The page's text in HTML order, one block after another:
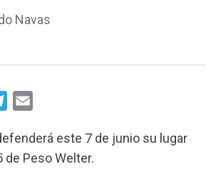
Navas
l
e
a
i
este 7 de junio su lugar
de Peso Welter.